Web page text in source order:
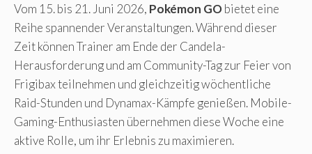
Vom 15. bis 21. Juni 2026, Pokémon GObietet eine
Reihe spannender Veranstaltungen. Während dieser
Zeit können Trainer am Ende der Candela-
Herausforderung und am Community-Tag zur Feier von
Frigibax teilnehmen und gleichzeitig wöchentliche
Raid-Stunden und Dynamax-Kämpfe genießen. Mobile-
Gaming-Enthusiasten übernehmen diese Woche eine
aktive Rolle, um ihr Erlebnis zu maximieren.